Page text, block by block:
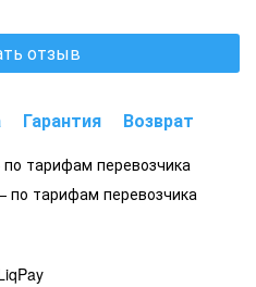
отзыв
Гарантия Возврат
тарифам перевозчика
по тарифам перевозчика